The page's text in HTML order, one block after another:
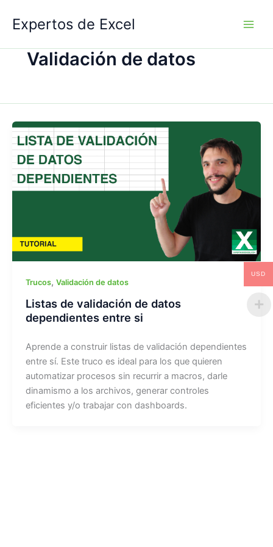
contenido
Expertos de Excel
Validación de datos
Trucos, Validación de datos
Listas de validación de datos
dependientes entre si
Aprende a construir listas de validación dependientes
entre sí. Este truco es ideal para los que quieren
automatizar procesos sin recurrir a macros, darle
dinamismo a los archivos, generar controles
eficientes y/o trabajar con dashboards.
USD